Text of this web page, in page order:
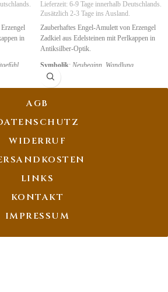
in
Lieferzeit: 6-9 Tage innerhalb Deutschlands.
Zusätzlich 2-3 Tage ins Ausland.
Zauberhaftes Engel-Amulett von Erzengel
Zadkiel aus Edelsteinen mit Perlkappen in
Antiksilber-Optik.
Symbolik: Neubeginn, Wandlung,
Transformation
AGB
WIDERRUF
LINKS
KONTAKT
IMPRESSUM